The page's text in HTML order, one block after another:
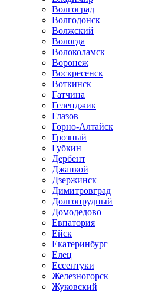
Волгоград
Волгодонск
Волжский
Вологда
Волоколамск
Воронеж
Воскресенск
Воткинск
Гатчина
Геленджик
Глазов
Горно-Алтайск
Грозный
Губкин
Дербент
Джанкой
Дзержинск
Димитровград
Долгопрудный
Домодедово
Евпатория
Ейск
Екатеринбург
Елец
Ессентуки
Железногорск
Жуковский